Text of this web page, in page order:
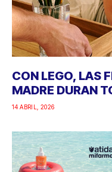
CON LEGO, LAS
MADRE DURAN
14 ABRIL, 2026